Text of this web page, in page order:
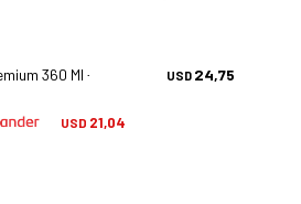
360 Ml - Líquidos USD 24,75
USD 21,04